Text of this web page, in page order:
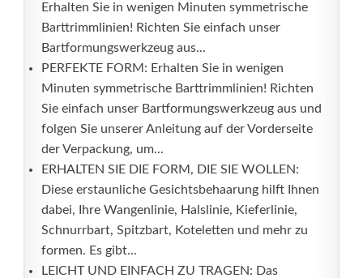
Erhalten Sie in wenigen Minuten symmetrische
Barttrimmlinien! Richten Sie einfach unser
Bartformungswerkzeug aus...
PERFEKTE FORM: Erhalten Sie in wenigen
Minuten symmetrische Barttrimmlinien! Richten
Sie einfach unser Bartformungswerkzeug aus und
folgen Sie unserer Anleitung auf der Vorderseite
der Verpackung, um...
ERHALTEN SIE DIE FORM, DIE SIE WOLLEN:
Diese erstaunliche Gesichtsbehaarung hilft Ihnen
dabei, Ihre Wangenlinie, Halslinie, Kieferlinie,
Schnurrbart, Spitzbart, Koteletten und mehr zu
formen. Es gibt...
LEICHT UND EINFACH ZU TRAGEN: Das